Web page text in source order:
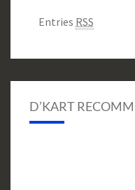
Entries RSS
D’KART